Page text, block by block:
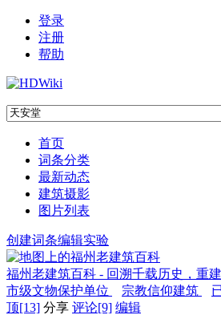
登录
注册
帮助
首页
词条分类
最新动态
建筑摄影
图片列表
创建词条编辑实验
福州老建筑百科 - 回溯千载历史，重
市级文物保护单位
宗教信仰建筑
顶[13] 分享 评论[9] 编辑